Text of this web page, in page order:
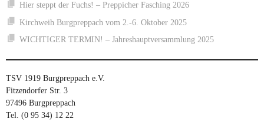
Hier steppt der Fuchs! – Preppicher Fasching 2026
Kirchweih Burgpreppach vom 2.-6. Oktober 2025
WICHTIGER TERMIN! – Jahreshauptversammlung 2025
TSV 1919 Burgpreppach e.V.
Fitzendorfer Str. 3
97496 Burgpreppach
Tel. (0 95 34) 12 22